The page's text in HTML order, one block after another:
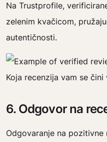
Na Trustprofile,
zelenim kvačicom,
autentičnosti.
Koja recenzija vam se
6. Odgovor na
Odgovaranje na